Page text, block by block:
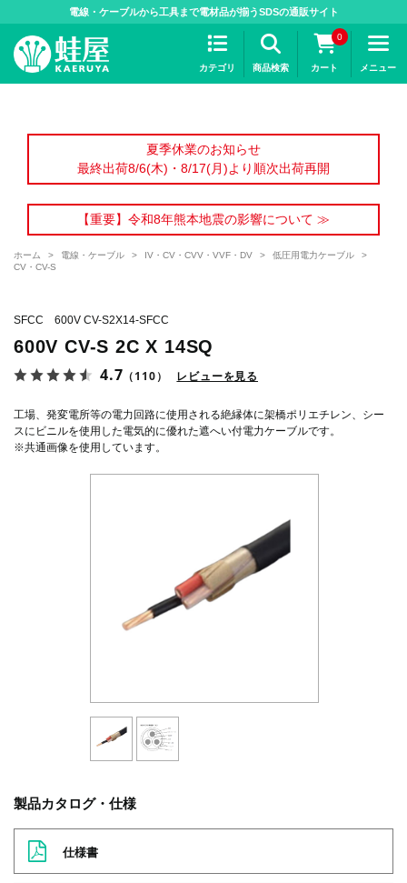
電線・ケーブルから工具まで電材品が揃うSDSの通販サイト
カテゴリ 商品検索
0
カート メニュー
夏季休業のお知らせ
最終出荷8/6(木)・8/17(月)より順次出荷再開
【重要】令和8年熊本地震の影響について ≫
ホーム > 電線・ケーブル > IV・CV・CVV・VVF・DV > 低圧用電力ケーブル
>
CV・CV-S
SFCC 600V CV-S2X14-SFCC
600V CV-S 2C X 14SQ
4.7 （110） レビューを見る
工場、発変電所等の電力回路に使用される絶縁体に架橋ポリエチレン、シー
スにビニルを使用した電気的に優れた遮へい付電力ケーブルです。
※共通画像を使用しています。
製品カタログ・仕様
仕様書